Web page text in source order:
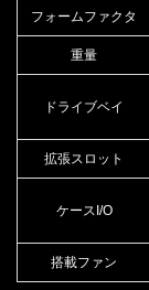
フォームファクタ
重量
ドライブベイ
拡張スロット
ケースI/O
搭載ファン